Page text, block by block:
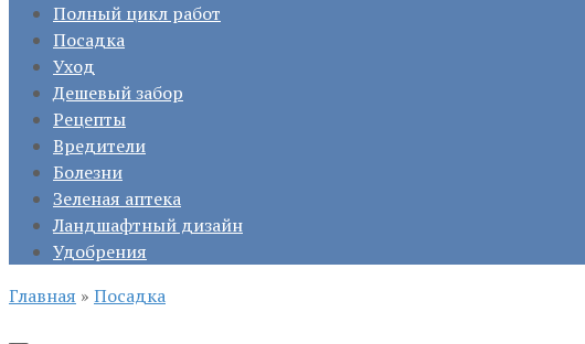
Полный цикл работ
Посадка
Уход
Дешевый забор
Рецепты
Вредители
Болезни
Зеленая аптека
Ландшафтный дизайн
Удобрения
Главная » Посадка